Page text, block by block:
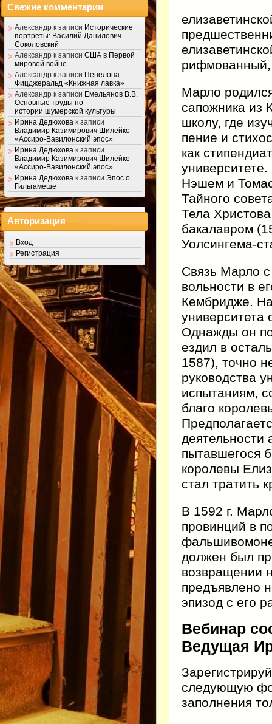
рифмованный,
Марло
сапожника из
школу, где
пение и
как
Нэшем и
Тайного
Тела
бакалавром
Уолсингема-
Связь Марло
вольности в
Кембридже.
университета
Однажды он
ездил в
1587), точно
руководства
испытаниям,
благо
деятельности
пытавшегося
королевы
стал тратить
В 1592 г.
провинций в
должен был
возвращении
предъявлено
эпизод с его
Вебинар
Ведущая
следующую
заполнения
Свежие комментарии
Александр к записи Исторические
портреты: Василий Данилович
Соколовский
Александр к записи США в Первой
мировой войне
Александр к записи Пенелопа
Фицджеральд «Книжная лавка»
Александр к записи Емельянов В.В.
Основные труды по
истории шумерской культуры
Ирина Дедюхова к записи
Владимир Казимирович Шилейко
«Ассиро-Вавилонский эпос»
Ирина Дедюхова к записи
Владимир Казимирович Шилейко
«Ассиро-Вавилонский эпос»
Ирина Дедюхова к записи Эпос о
Гильгамеше
Авторизация
Вход
Регистрация